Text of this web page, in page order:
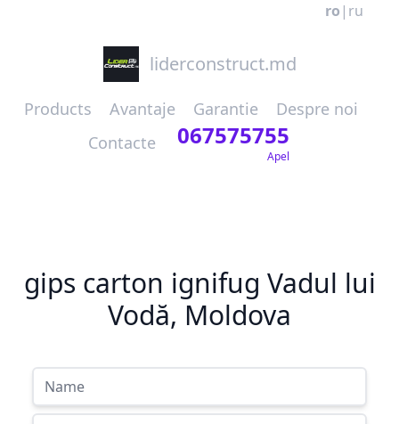
ro | ru
liderconstruct.md
Products Avantaje Garantie
Despre noi
Contacte
067575755
Apel
gips carton ignifug Vadul lui
Vodă, Moldova